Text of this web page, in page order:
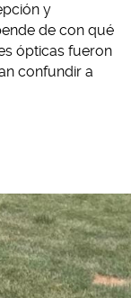
y
de con qué
ópticas fueron
confundir a